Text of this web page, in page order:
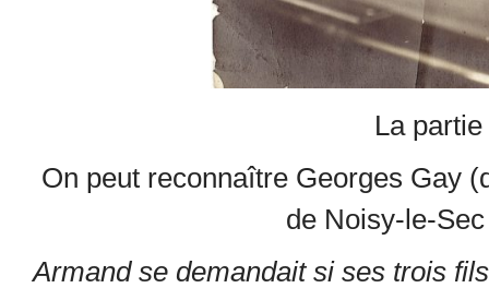
La
On peut reconnaître Georges Gay
de Noisy-le-
Armand se demandait si ses trois